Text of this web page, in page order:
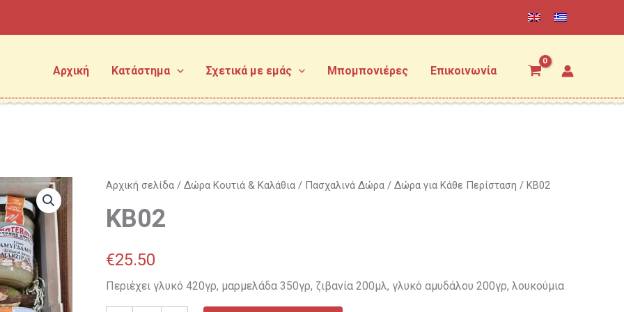
Αρχική
Κατάστημα Σχετικά με εμάς Μπομπονιέρες Επικοινωνία
Αρχική σελίδα / Δώρα Κουτιά & Καλάθια / Πασχαλινά Δώρα / Δώρα για Κάθε Περίσταση / KB02
KB02
€25.50
Περιέχει γλυκό 420γρ, μαρμελάδα 350γρ, ζιβανία 200μλ, γλυκό αμυδάλου 200γρ, λουκούμια
KB02